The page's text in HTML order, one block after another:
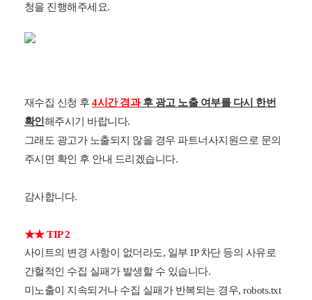
청을 진행해주세요.
재수집 신청 후 4시간 경과후 광고 노출 여부를 다시 한번
확인 해주시기 바랍니다.
그래도 광고가 노출되지 않을 경우 파트너사지원으로 문의
주시면 확인 후 안내 드리겠습니다.
감사합니다.
★★ TIP 2
사이트의 변경 사항이 없더라도, 일부 IP 차단 등의 사유로
간헐적인 수집 실패가 발생할 수 있습니다.
미노출이 지속되거나 수집 실패가 반복되는 경우, robots.txt